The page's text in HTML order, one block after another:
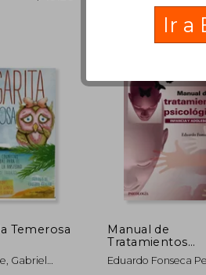
40%
Temerosa
Gabriel
Manual de
Tratamientos
Psicológicos:
y Adolescencia
Eduardo Fonseca
Ir a